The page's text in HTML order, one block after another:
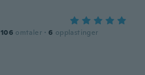
106 omtaler · 6 opplastinger